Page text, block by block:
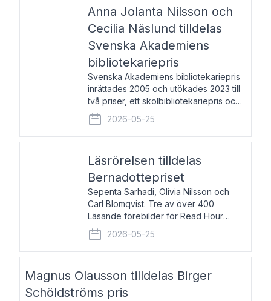
Anna Jolanta Nilsson och
Cecilia Näslund tilldelas
Svenska Akademiens
bibliotekariepris
Svenska Akademiens bibliotekariepris
inrättades 2005 och utökades 2023 till
två priser, ett skolbibliotekariepris och
ett folkbibliotekariepris. Priserna skall
tilldelas bibliotekarier vid svenska folk-
och skolbibliotek som gjort värdefull
2026-05-25
Läsrörelsen tilldelas
Bernadottepriset
Sepenta Sarhadi, Olivia Nilsson och
Carl Blomqvist. Tre av över 400
Läsande förebilder för Read Hour
Sverige. Foto: Michael Wall. Den ideella
föreningen Läsrörelsen tilldelas
Bernadottepriset 2026 för att den
2026-05-25
Magnus Olausson tilldelas Birger
Schöldströms pris